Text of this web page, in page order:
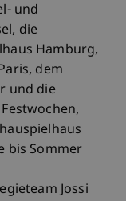
und
die
Hamburg,
dem
und die
bis Sommer
Jossi